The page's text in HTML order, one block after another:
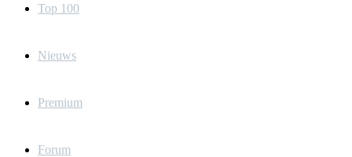
Top 100
Nieuws
Premium
Forum